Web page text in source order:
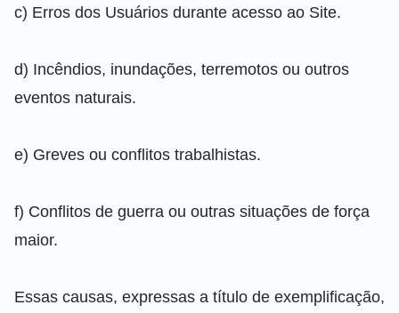
c) Erros dos Usuários durante acesso ao Site.
d) Incêndios, inundações, terremotos ou outros
eventos naturais.
e) Greves ou conflitos trabalhistas.
f) Conflitos de guerra ou outras situações de força
maior.
Essas causas, expressas a título de exemplificação,